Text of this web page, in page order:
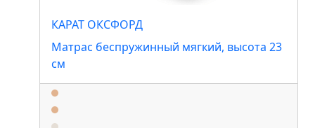
КАРАТ ОКСФОРД
Матрас беспружинный мягкий, высота 23
см